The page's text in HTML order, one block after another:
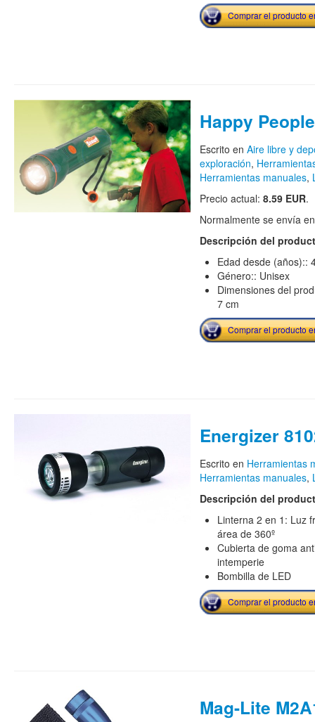
Comprar el producto
Happy
Escrito en Aire libre y
exploración,
Herramientas manuales,
Precio actual: 8.59 EUR.
Normalmente se envía
Descripción del
Edad desde (años)::
Género:: Unisex
Dimensiones del
7 cm
Comprar el producto
Energizer
Escrito en Herramientas
Herramientas manuales,
Descripción del
Linterna 2 en 1: Luz
área de 360º
Cubierta de goma
intemperie
Bombilla de LED
Comprar el producto
Mag-Lite